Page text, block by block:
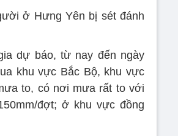
ở Hưng Yên bị sét đánh
dự báo, từ nay đến ngày
khu vực Bắc Bộ, khu vực
to, có nơi mưa rất to với
đợt; ở khu vực đồng